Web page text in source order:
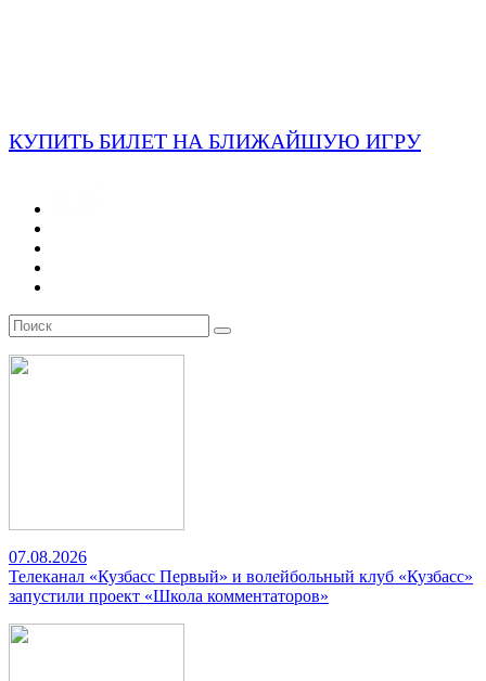
КУПИТЬ БИЛЕТ НА БЛИЖАЙШУЮ ИГРУ
07.08.2026
Телеканал «Кузбасс Первый» и волейбольный клуб «Кузбасс»
запустили проект «Школа комментаторов»